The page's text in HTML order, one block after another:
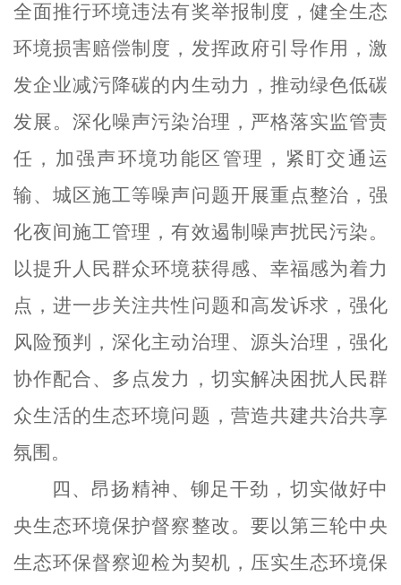
全面推行环境违法有奖举报制度， 健全生态
环境损害赔偿制度， 发挥政府引导作用，激
发企业减污降碳的内生动力，推动绿色低碳
发展。深化噪声污染治理，严格落实监管责
任，加强声环境功能区管理，紧盯交通运
输、城区施工等噪声问题开展重点整治，强
化夜间施工管理，有效遏制噪声扰民污染。
以提升人民群众环境获得感、幸福感为着力
点，进一步关注共性问题和高发诉求， 强化
风险预判，深化主动治理、源头治理，强化
协作配合、多点发力， 切实解决困扰人民群
众生活的生态环境问题，营造共建共治共享
氛围。
四、昂扬精神、铆足干劲， 切实做好中
央生态环境保护督察整改。 要以第三轮中央
生态环保督察迎检为契机，压实生态环境保